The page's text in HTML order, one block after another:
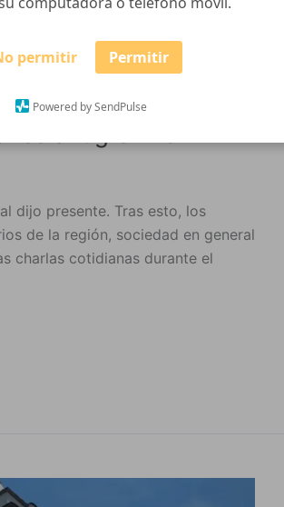
permitir Permitir
Powered by SendPulse
dijo presente. Tras esto, los
de la región, sociedad en general
charlas cotidianas durante el